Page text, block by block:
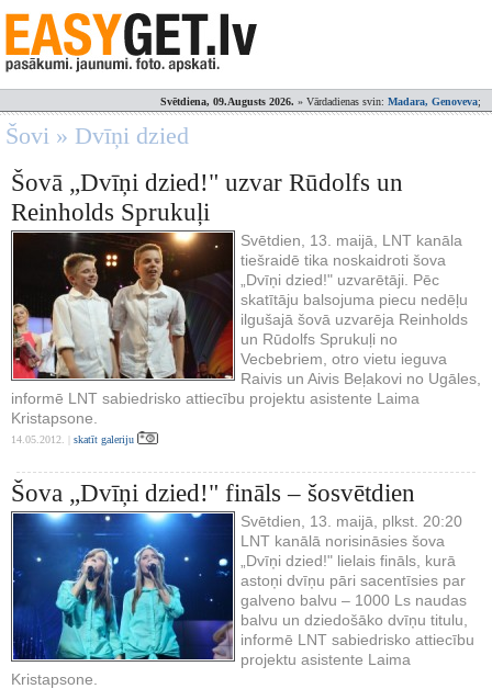
Svētdiena, 09.Augusts 2026. » Vārdadienas svin: Madara, Genoveva;
Šovi » Dvīņi dzied
Šovā „Dvīņi dzied!" uzvar Rūdolfs un
Reinholds Sprukuļi
Svētdien, 13. maijā, LNT kanāla
tiešraidē tika noskaidroti šova
„Dvīņi dzied!" uzvarētāji. Pēc
skatītāju balsojuma piecu nedēļu
ilgušajā šovā uzvarēja Reinholds
un Rūdolfs Sprukuļi no
Vecbebriem, otro vietu ieguva
Raivis un Aivis Beļakovi no Ugāles,
informē LNT sabiedrisko attiecību projektu asistente Laima
Kristapsone.
14.05.2012. | skatīt galeriju
Šova „Dvīņi dzied!" fināls – šosvētdien
Svētdien, 13. maijā, plkst. 20:20
LNT kanālā norisināsies šova
„Dvīņi dzied!" lielais fināls, kurā
astoņi dvīņu pāri sacentīsies par
galveno balvu – 1000 Ls naudas
balvu un dziedošāko dvīņu titulu,
informē LNT sabiedrisko attiecību
projektu asistente Laima
Kristapsone.